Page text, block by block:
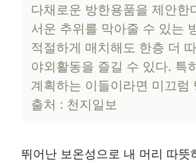
다채로운 방한용품을 제안한
서운 추위를 막아줄 수 있는
적절하게 매치해도 한층 더
야외활동을 즐길 수 있다. 특
계획하는 이들이라면 미끄럼
출처 : 천지일보
뛰어난 보온성으로 내 머리 따뜻